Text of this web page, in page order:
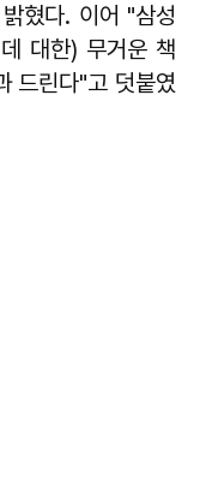
혔다. 이어 "삼성
대한) 무거운 책
드린다"고 덧붙였